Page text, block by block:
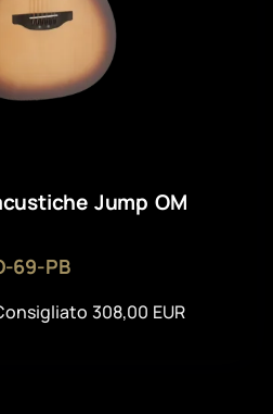
Jump OM
69-PB
308,00 EUR